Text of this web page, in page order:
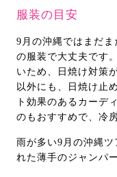
服装の目安
9月の沖縄ではまだ
の服装で大丈夫です
いため、日焼け対策
以外にも、日焼け止
ト効果のあるカーデ
のもおすすめで、冷
雨が多い9月の沖縄
れた薄手のジャンパ